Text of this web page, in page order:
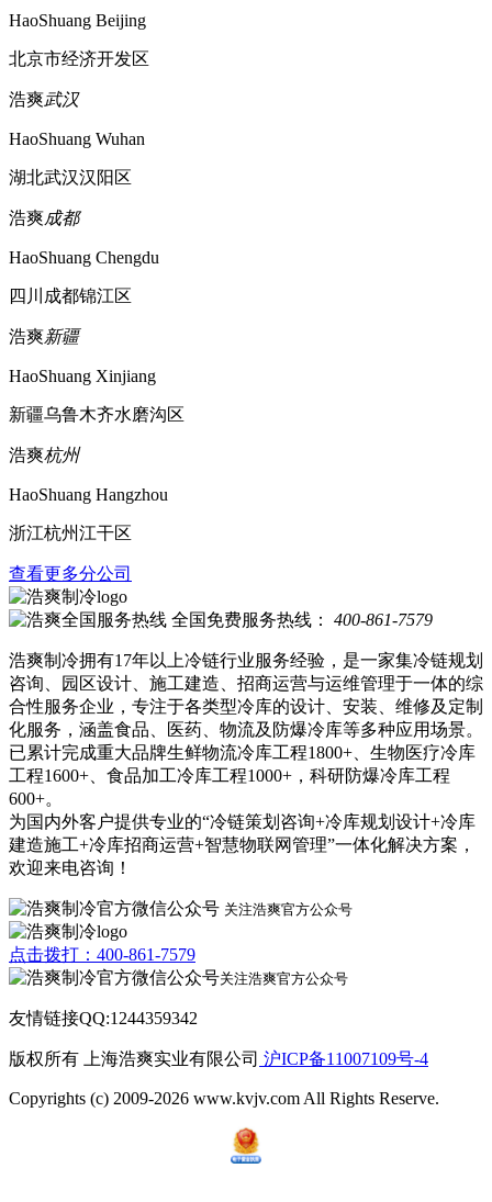
HaoShuang Beijing
北京市经济开发区
浩爽武汉
HaoShuang Wuhan
湖北武汉汉阳区
浩爽成都
HaoShuang Chengdu
四川成都锦江区
浩爽新疆
HaoShuang Xinjiang
新疆乌鲁木齐水磨沟区
浩爽杭州
HaoShuang Hangzhou
浙江杭州江干区
查看更多分公司
全国免费服务热线： 400-861-7579
浩爽制冷拥有17年以上冷链行业服务经验，是一家集冷链规划
咨询、园区设计、施工建造、招商运营与运维管理于一体的综
合性服务企业，专注于各类型冷库的设计、安装、维修及定制
化服务，涵盖食品、医药、物流及防爆冷库等多种应用场景。
已累计完成重大品牌生鲜物流冷库工程1800+、生物医疗冷库
工程1600+、食品加工冷库工程1000+，科研防爆冷库工程
600+。
为国内外客户提供专业的“冷链策划咨询+冷库规划设计+冷库
建造施工+冷库招商运营+智慧物联网管理”一体化解决方案，
欢迎来电咨询！
关注浩爽官方公众号
点击拨打：400-861-7579
关注浩爽官方公众号
友情链接QQ:1244359342
版权所有 上海浩爽实业有限公司 沪ICP备11007109号-4
Copyrights (c) 2009-2026 www.kvjv.com All Rights Reserve.